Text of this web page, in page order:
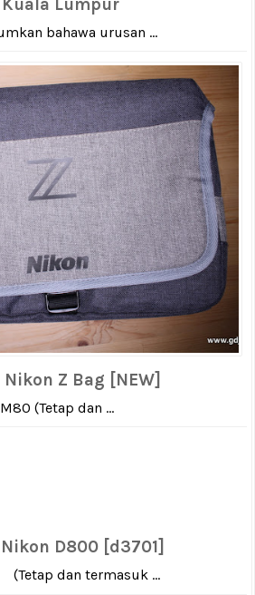
Kuala Lumpur
bahawa urusan ...
Nikon Z Bag [NEW]
(Tetap dan ...
Nikon D800 [d3701]
(Tetap dan termasuk ...